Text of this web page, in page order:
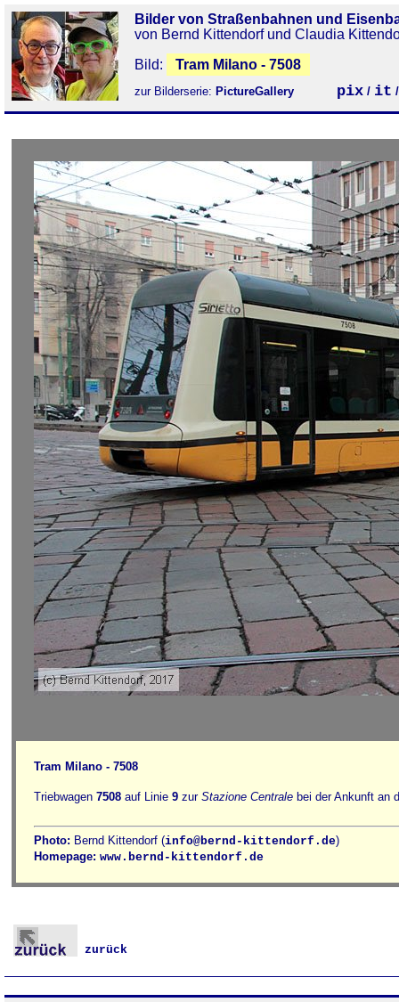
Bilder von Straßenbahnen und
von Bernd Kittendorf und Claudia
Bild:
Tram Milano - 7508
zur Bilderserie: PictureGallery pix / it
Tram Milano - 7508
Triebwagen 7508 auf Linie 9 zur Stazione Centrale bei der Ankunft an
Photo: Bernd Kittendorf (info@bernd-kittendorf.de)
Homepage: www.bernd-kittendorf.de
zurück